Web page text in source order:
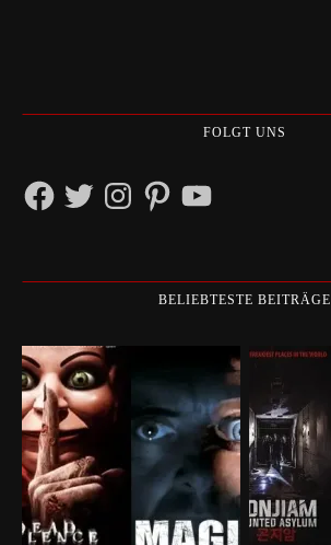
FOLGT UNS
FacebookTwitterInstagramPinterestYouTube
BELIEBTESTE BEITRÄGE